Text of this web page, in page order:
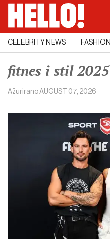
CELEBRITY NEWS FASHION
fitnes i stil 2025
AžuriranoAUGUST 07, 2026